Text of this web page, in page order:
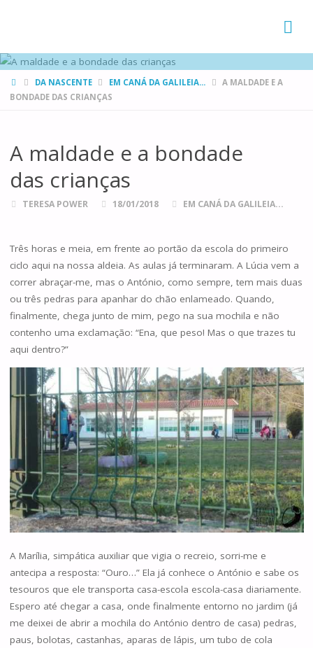
HOMEDA NASCENTE EM CANÁ DA GALILEIA...
A MALDADE E A
BONDADE DAS CRIANÇAS
A maldade e a bondade
das crianças
TERESA POWER 18/01/2018 EM CANÁ DA GALILEIA...
Três horas e meia, em frente ao portão da escola do primeiro
ciclo aqui na nossa aldeia. As aulas já terminaram. A Lúcia vem a
correr abraçar-me, mas o António, como sempre, tem mais duas
ou três pedras para apanhar do chão enlameado. Quando,
finalmente, chega junto de mim, pego na sua mochila e não
contenho uma exclamação: “Ena, que peso! Mas o que trazes tu
aqui dentro?”
A Marília, simpática auxiliar que vigia o recreio, sorri-me e
antecipa a resposta: “Ouro…” Ela já conhece o António e sabe os
tesouros que ele transporta casa-escola escola-casa diariamente.
Espero até chegar a casa, onde finalmente entorno no jardim (já
me deixei de abrir a mochila do António dentro de casa) pedras,
paus, bolotas, castanhas, aparas de lápis, um tubo de cola